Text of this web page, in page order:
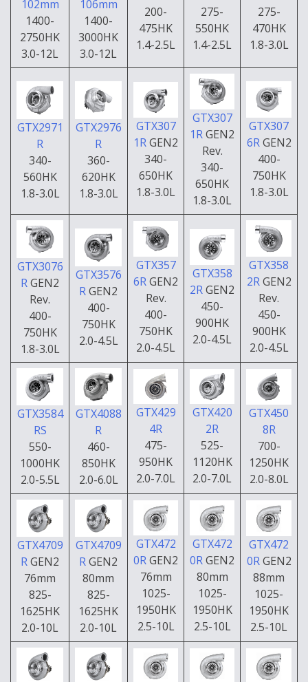
102mm
1400-
2750HK
3.0-12L
106mm
1400-
3000HK
3.0-12L
200-
475HK
1.4-2.5L
275-
550HK
1.4-2.5L
275-
470HK
1.8-3.0L
GTX2971
R
340-
560HK
1.8-3.0L
GTX2976
R
360-
620HK
1.8-3.0L
GTX307
1RGEN2
340-
650HK
1.8-3.0L
GTX307
1RGEN2
Rev.
340-
650HK
1.8-3.0L
GTX307
6RGEN2
400-
750HK
1.8-3.0L
GTX3076
RGEN2
Rev.
400-
750HK
1.8-3.0L
GTX3576
RGEN2
400-
750HK
2.0-4.5L
GTX357
6RGEN2
Rev.
400-
750HK
2.0-4.5L
GTX358
2RGEN2
450-
900HK
2.0-4.5L
GTX358
2RGEN2
Rev.
450-
900HK
2.0-4.5L
GTX3584
RS
550-
1000HK
2.0-5.5L
GTX4088
R
460-
850HK
2.0-6.0L
GTX429
4R
475-
950HK
2.0-7.0L
GTX420
2R
525-
1120HK
2.0-7.0L
GTX450
8R
700-
1250HK
2.0-8.0L
GTX4709
RGEN2
76mm
825-
1625HK
2.0-10L
GTX4709
RGEN2
80mm
825-
1625HK
2.0-10L
GTX472
0RGEN2
76mm
1025-
1950HK
2.5-10L
GTX472
0RGEN2
80mm
1025-
1950HK
2.5-10L
GTX472
0RGEN2
88mm
1025-
1950HK
2.5-10L